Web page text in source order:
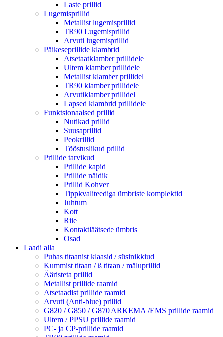
Laste prillid
Lugemisprillid
Metallist lugemisprillid
TR90 Lugemisprillid
Arvuti lugemisprillid
Päikeseprillide klambrid
Atsetaatklamber prillidele
Ultem klamber prillidele
Metallist klamber prillidel
TR90 klamber prillidele
Arvutiklamber prillidel
Lapsed klambrid prillidele
Funktsionaalsed prillid
Nutikad prillid
Suusaprillid
Peokrillid
Tööstuslikud prillid
Prillide tarvikud
Prillide kapid
Prillide näidik
Prillid Kohver
Tippkvaliteediga ümbriste komplektid
Juhtum
Kott
Riie
Kontaktläätsede ümbris
Osad
Laadi alla
Puhas titaanist klaasid / süsinikkiud
Kummist titaan / ß titaan / mäluprillid
Ääristeta prillid
Metallist prillide raamid
Atsetaadist prillide raamid
Arvuti (Anti-blue) prillid
G820 / G850 / G870 ARKEMA /EMS prillide raamid
Ultem / PPSU prillide raamid
PC- ja CP-prillide raamid